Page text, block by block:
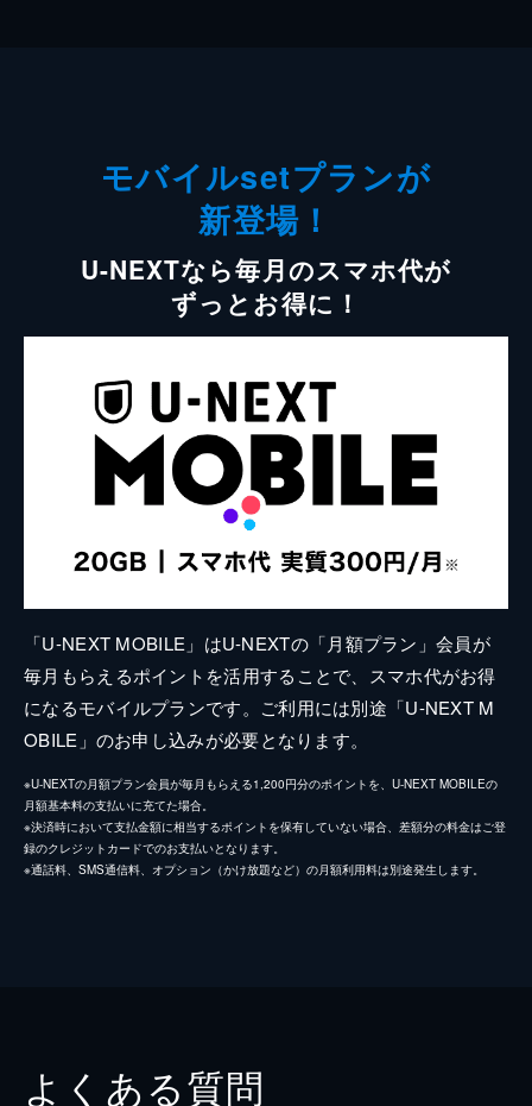
モバイルsetプランが
新登場！
U-NEXTなら毎月のスマホ代が
ずっとお得に！
「U-NEXT MOBILE」はU-NEXTの「月額プラン」会員が
毎月もらえるポイントを活用することで、スマホ代がお得
になるモバイルプランです。ご利用には別途「U-NEXT M
OBILE」のお申し込みが必要となります。
※U-NEXTの月額プラン会員が毎月もらえる1,200円分のポイントを、U-NEXT MOBILEの
月額基本料の支払いに充てた場合。
※決済時において支払金額に相当するポイントを保有していない場合、差額分の料金はご登
録のクレジットカードでのお支払いとなります。
※通話料、SMS通信料、オプション（かけ放題など）の月額利用料は別途発生します。
よくある質問